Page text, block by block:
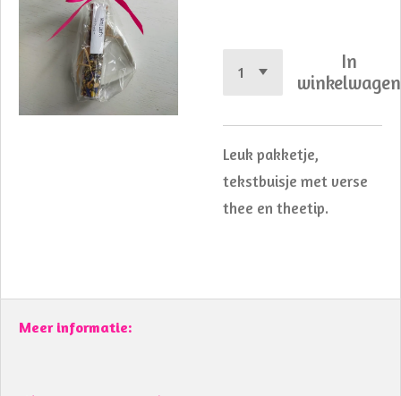
In
winkelwagen
Leuk pakketje,
tekstbuisje met verse
thee en theetip.
Meer informatie: